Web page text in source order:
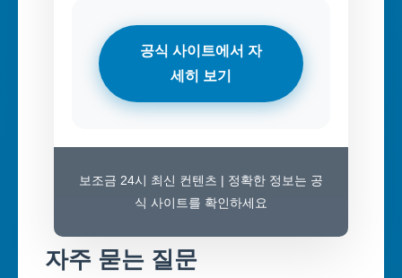
공식 사이트에서 자
세히 보기
보조금 24시 최신 컨텐츠 | 정확한 정보는 공
식 사이트를 확인하세요
자주 묻는 질문